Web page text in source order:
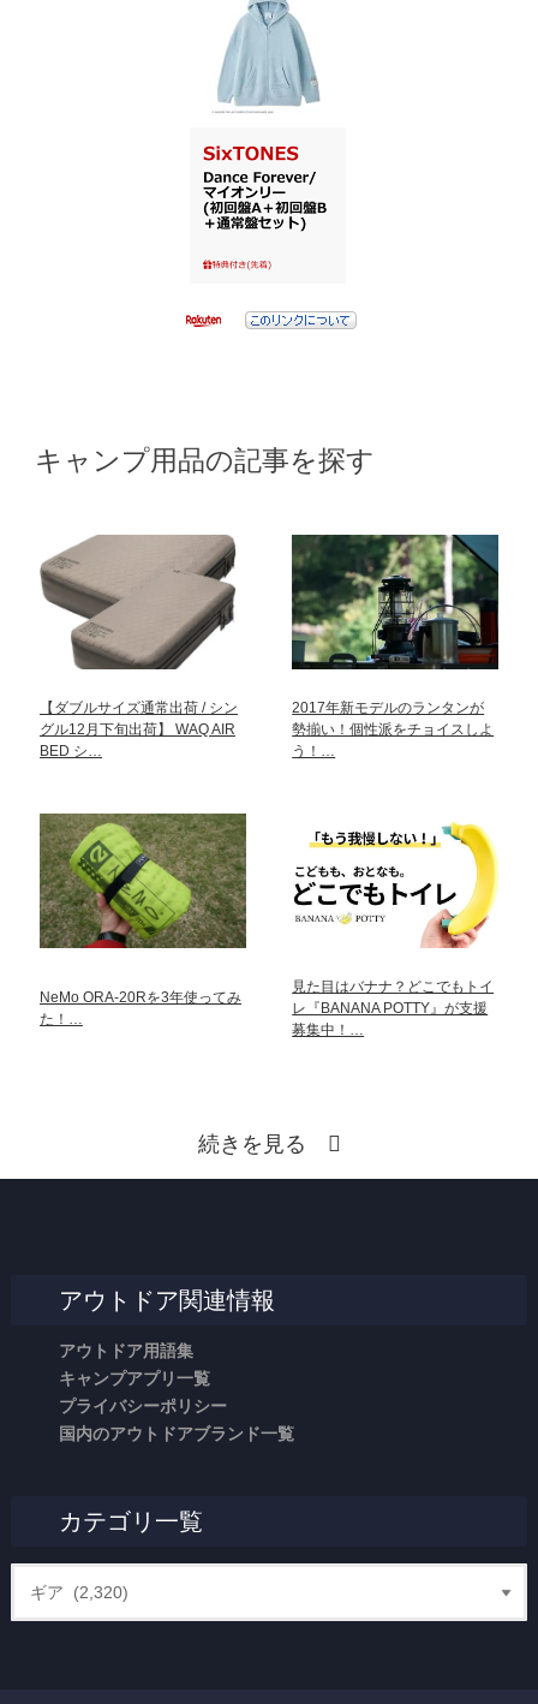
キャンプ用品の記事を探す
【ダブルサイズ通常出荷 / シン
グル12月下旬出荷】 WAQ AIR
BED シ…
2017年新モデルのランタンが
勢揃い！個性派をチョイスしよ
う！…
NeMo ORA-20Rを3年使ってみ
た！…
見た目はバナナ？どこでもトイ
レ『BANANA POTTY』が支援
募集中！…
続きを見る
アウトドア関連情報
アウトドア用語集
キャンプアプリ一覧
プライバシーポリシー
国内のアウトドアブランド一覧
カテゴリ一覧